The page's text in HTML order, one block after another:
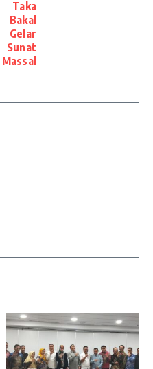
Taka
Bakal
Gelar
Sunat
Massal